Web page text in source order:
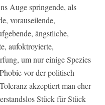
Auge springende, als
vorauseilende,
ängstliche,
aufoktroyierte,
um nur einige Spezies
vor der politisch
akzeptiert man eher
Stück für Stück